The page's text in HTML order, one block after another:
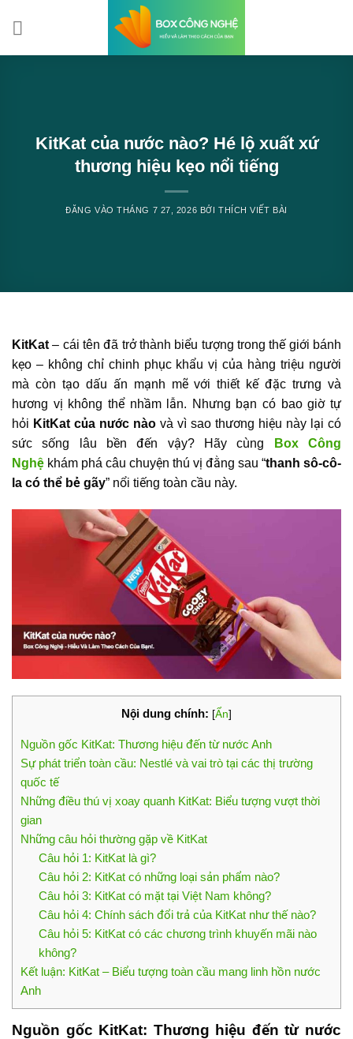
KitKat của nước nào? Hé lộ xuất xứ
thương hiệu kẹo nổi tiếng
ĐĂNG VÀOTHÁNG 7 27, 2026 BỞI THÍCH VIẾT BÀI
KitKat – cái tên đã trở thành biểu tượng trong thế giới bánh
kẹo – không chỉ chinh phục khẩu vị của hàng triệu người
mà còn tạo dấu ấn mạnh mẽ với thiết kế đặc trưng và
hương vị không thể nhầm lẫn. Nhưng bạn có bao giờ tự
hỏi KitKat của nước nào và vì sao thương hiệu này lại có
sức sống lâu bền đến vậy? Hãy cùng
Box Công
Nghệ khám phá câu chuyện thú vị đằng sau “thanh sô-cô-
la có thể bẻ gãy” nổi tiếng toàn cầu này.
Nội dung chính: [Ẩn]
Nguồn gốc KitKat: Thương hiệu đến từ nước Anh
Sự phát triển toàn cầu: Nestlé và vai trò tại các thị trường
quốc tế
Những điều thú vị xoay quanh KitKat: Biểu tượng vượt thời
gian
Những câu hỏi thường gặp về KitKat
Câu hỏi 1: KitKat là gì?
Câu hỏi 2: KitKat có những loại sản phẩm nào?
Câu hỏi 3: KitKat có mặt tại Việt Nam không?
Câu hỏi 4: Chính sách đổi trả của KitKat như thế nào?
Câu hỏi 5: KitKat có các chương trình khuyến mãi nào
không?
Kết luận: KitKat – Biểu tượng toàn cầu mang linh hồn nước
Anh
Nguồn gốc KitKat: Thương hiệu đến từ nước